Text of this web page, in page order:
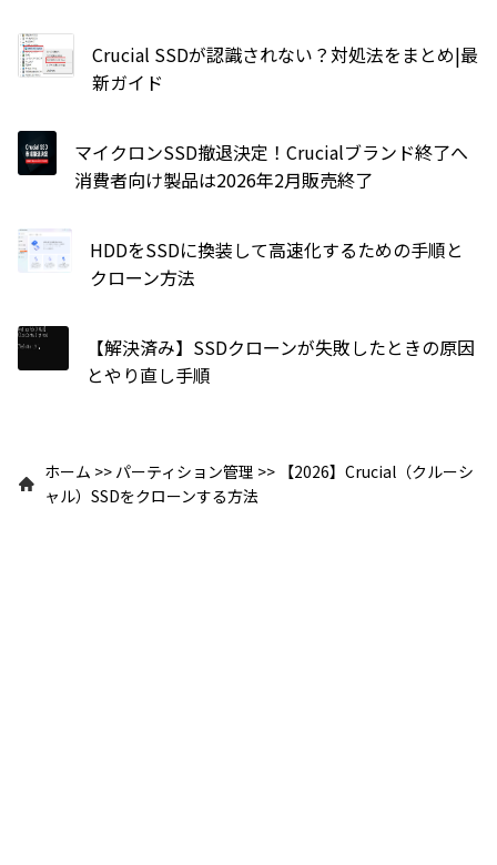
Crucial SSDが認識されない？対処法をまとめ|最
新ガイド
マイクロンSSD撤退決定！Crucialブランド終了へ
消費者向け製品は2026年2月販売終了
HDDをSSDに換装して高速化するための手順と
クローン方法
【解決済み】SSDクローンが失敗したときの原因
とやり直し手順
ホーム >> パーティション管理 >> 【2026】Crucial（クルーシ
ャル）SSDをクローンする方法